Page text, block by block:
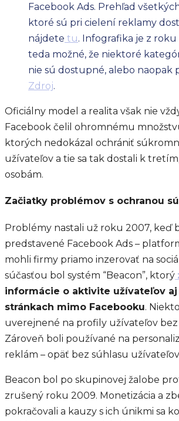
Facebook Ads. Prehľad
ktoré sú pri cielení reklamy
nájdete tu. Infografika je z roku
teda možné, že niektoré
nie sú dostupné, alebo naopak
Zdroj.
Oficiálny model a realita však nie
Facebook čelil ohromnému
ktorých nedokázal ochrániť
užívateľov a tie sa tak dostali k
osobám.
Začiatky problémov s ochranou
Problémy nastali už roku 2007, keď
predstavené Facebook Ads –
mohli firmy priamo inzerovať na
súčasťou bol systém “Beacon”, ktorý
informácie o aktivite užívateľov aj
stránkach mimo Facebooku.
uverejnené na profily užívateľov bez
Zároveň boli používané na
reklám – opäť bez súhlasu
Beacon bol po skupinovej žalobe
zrušený roku 2009. Monetizácia a
pokračovali a kauzy s ich únikmi sa